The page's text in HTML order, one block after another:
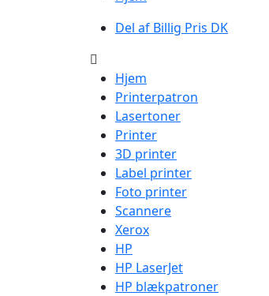
Del af Billig Pris DK
Hjem
Printerpatron
Lasertoner
Printer
3D printer
Label printer
Foto printer
Scannere
Xerox
HP
HP LaserJet
HP blækpatroner